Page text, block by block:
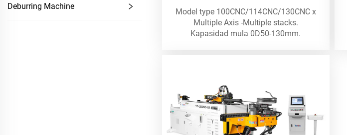
Deburring Machine
Model type 100CNC/114CNC/130CNC x
Multiple Axis -Multiple stacks.
Kapasidad mula 0D50-130mm.